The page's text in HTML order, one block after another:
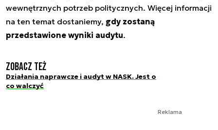
wewnętrznych potrzeb politycznych. Więcej informacji
na ten temat dostaniemy, gdy zostaną
przedstawione wyniki audytu.
Zobacz też
Działania naprawcze i audyt w NASK. Jest o
co walczyć
Reklama